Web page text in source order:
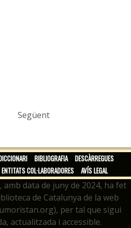
Següent
BIBLIOGRAFIA
DESCÀRREGUES
ENTITATS COL·LABORADORES AVÍS LEGAL
amb data de juny de 2024, ha fet
de Catalunya de la web
per tal que sigui
actualitzada i accessible.